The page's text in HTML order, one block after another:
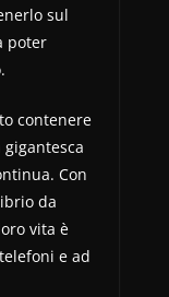
sul
poter
contenere
Con
da
vita è
e ad